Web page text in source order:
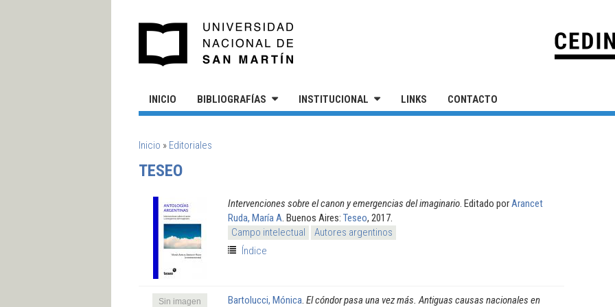
INICIO BIBLIOGRAFÍAS INSTITUCIONAL LINKS CONTACTO
SE ENCUENTRA USTED AQUÍ
Inicio » Editoriales
TESEO
Intervenciones sobre el canon y emergencias del imaginario . Editado por Arancet
Ruda, María A . Buenos Aires: Teseo, 2017.
Campo intelectual
Autores argentinos
Índice
Sin imagen
Bartolucci, Mónica El cóndor pasa una vez más. Antiguas causas nacionales en